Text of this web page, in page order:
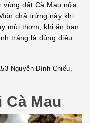
vùng đất Cà Mau nữa
chả trứng này khi
mùi thơm, khi ăn bạn
tráng là đúng điệu.
Nguyễn Đình Chiểu,
Cà Mau